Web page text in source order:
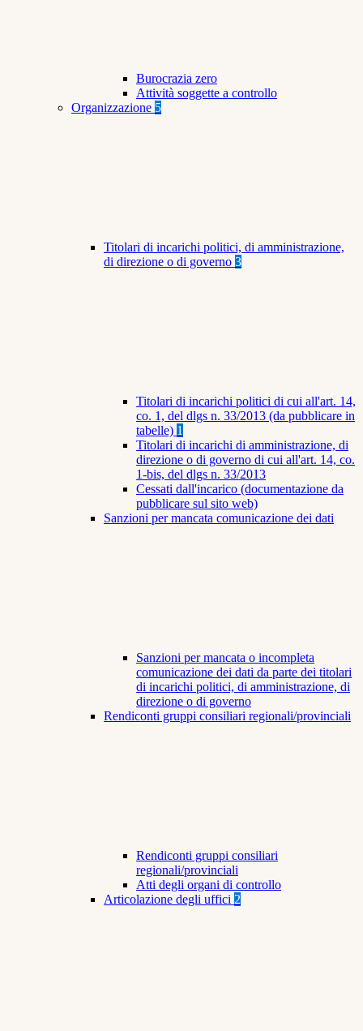
Burocrazia zero
Attività soggette a controllo
Organizzazione 5
Titolari di incarichi politici, di amministrazione,
di direzione o di governo 3
Titolari di incarichi politici di cui all'art. 14,
co. 1, del dlgs n. 33/2013 (da pubblicare in
tabelle) 1
Titolari di incarichi di amministrazione, di
direzione o di governo di cui all'art. 14, co.
1-bis, del dlgs n. 33/2013
Cessati dall'incarico (documentazione da
pubblicare sul sito web)
Sanzioni per mancata comunicazione dei dati
Sanzioni per mancata o incompleta
comunicazione dei dati da parte dei titolari
di incarichi politici, di amministrazione, di
direzione o di governo
Rendiconti gruppi consiliari regionali/provinciali
Rendiconti gruppi consiliari
regionali/provinciali
Atti degli organi di controllo
Articolazione degli uffici 2